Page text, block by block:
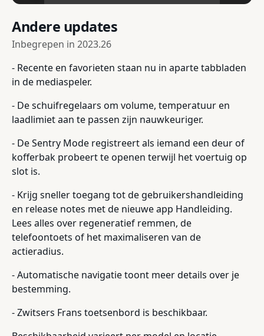
Andere updates
Inbegrepen in 2023.26
- Recente en favorieten staan nu in aparte tabbladen
in de mediaspeler.
- De schuifregelaars om volume, temperatuur en
laadlimiet aan te passen zijn nauwkeuriger.
- De Sentry Mode registreert als iemand een deur of
kofferbak probeert te openen terwijl het voertuig op
slot is.
- Krijg sneller toegang tot de gebruikershandleiding
en release notes met de nieuwe app Handleiding.
Lees alles over regeneratief remmen, de
telefoontoets of het maximaliseren van de
actieradius.
- Automatische navigatie toont meer details over je
bestemming.
- Zwitsers Frans toetsenbord is beschikbaar.